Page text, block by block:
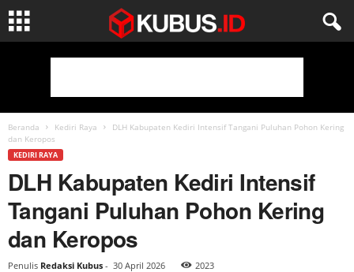
Beranda Kediri Raya
DLH Kabupaten Kediri Intensif Tangani Puluhan Pohon Kering
dan Keropos
KEDIRI RAYA
DLH Kabupaten Kediri Intensif
Tangani Puluhan Pohon Kering
dan Keropos
Penulis Redaksi Kubus - 30 April 2026 2023